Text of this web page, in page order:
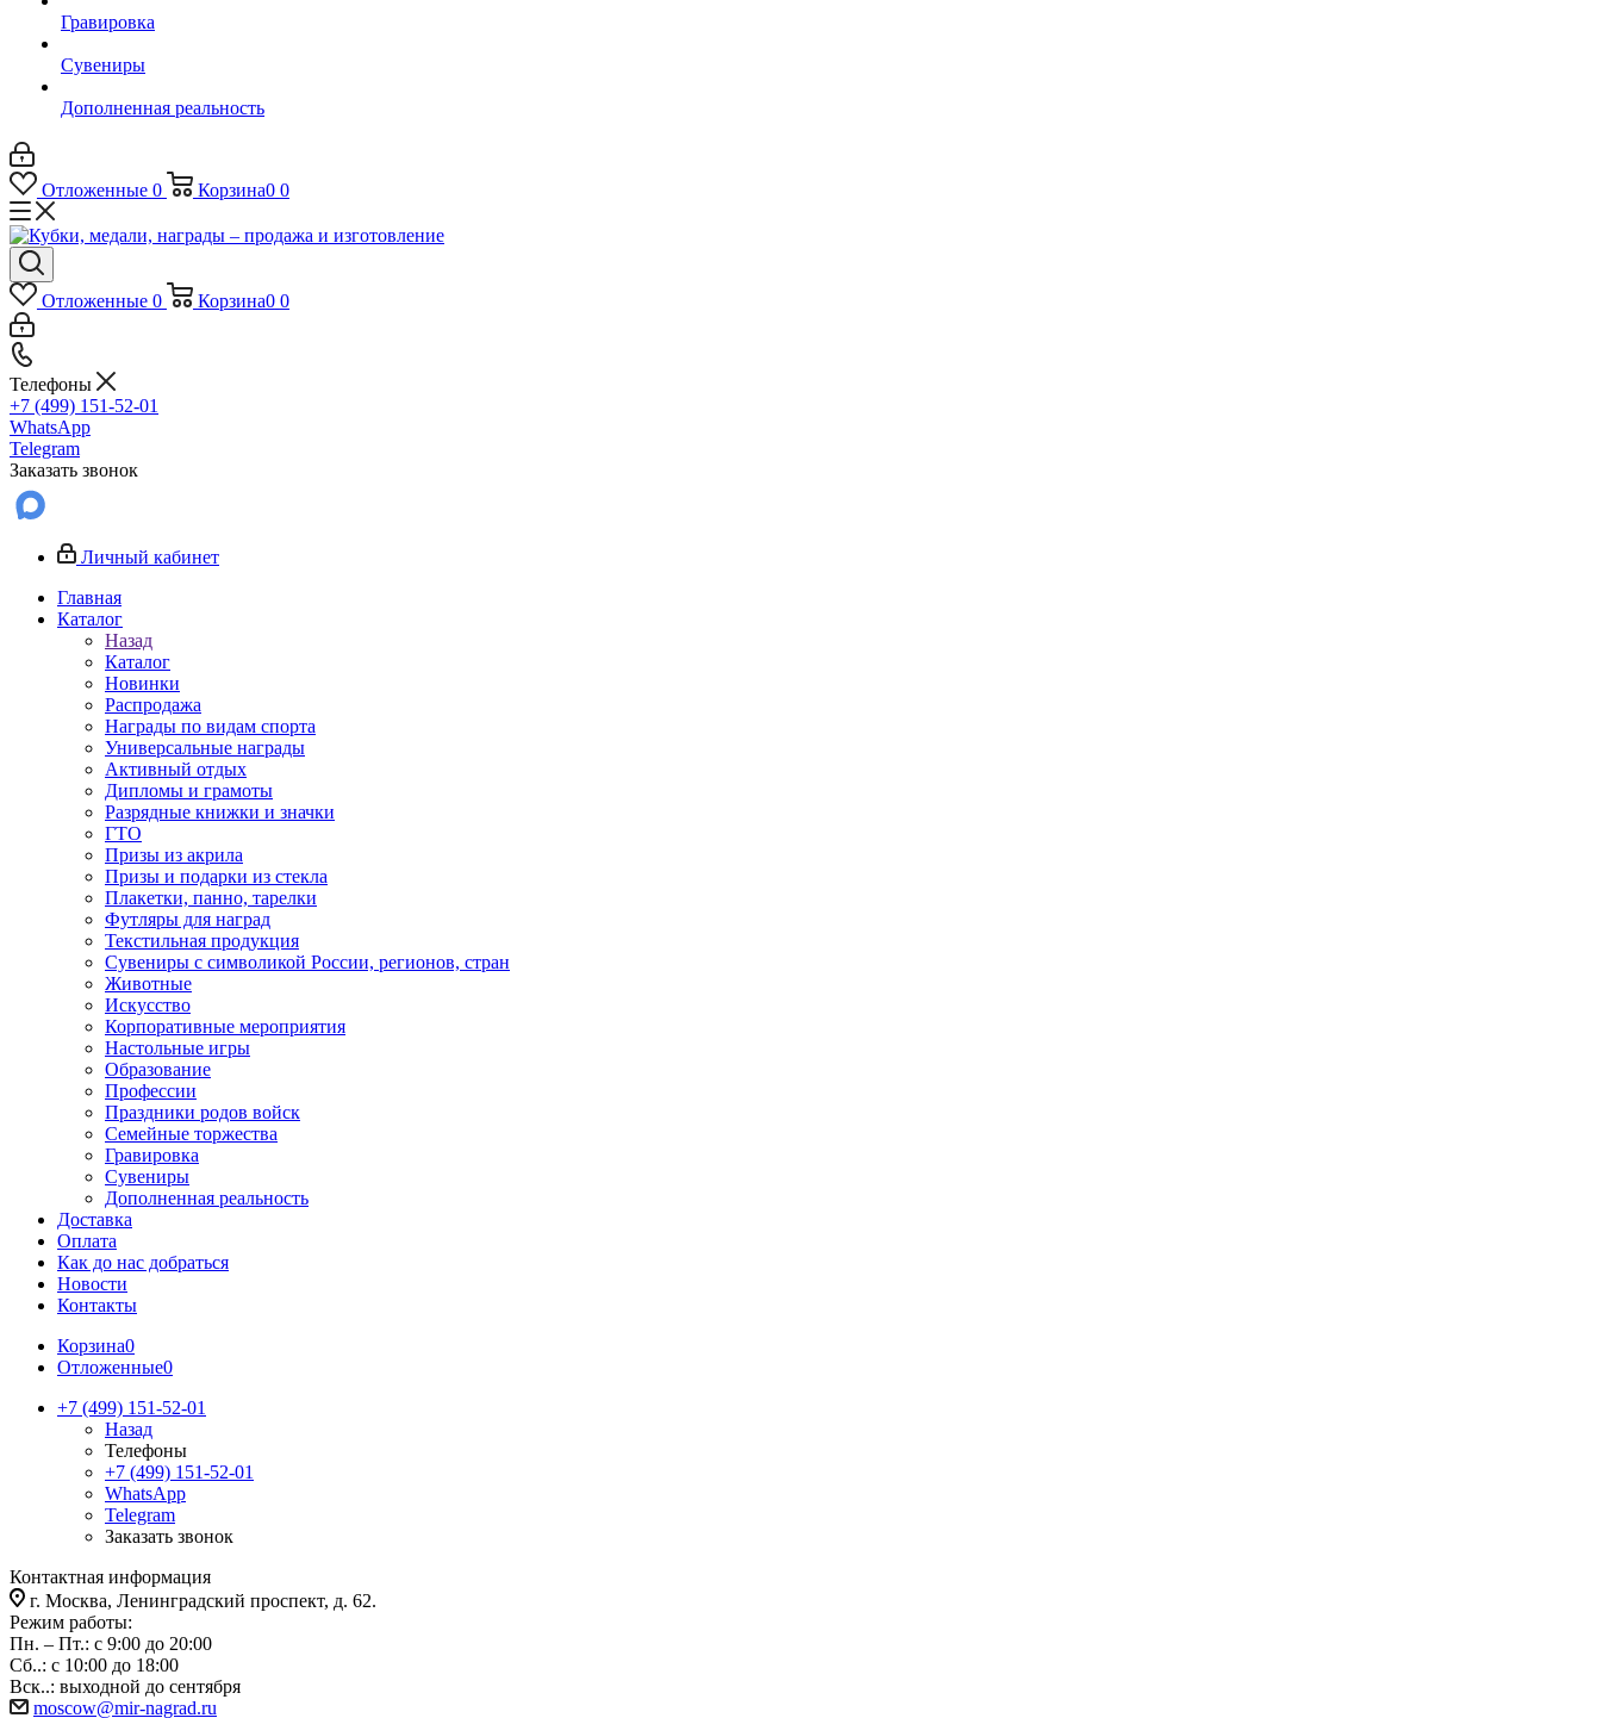
Гравировка
Сувениры
Дополненная реальность
Отложенные 0 Корзина0 0
Отложенные 0 Корзина0 0
Телефоны
+7 (499) 151-52-01
WhatsApp
Telegram
Заказать звонок
Личный кабинет
Главная
Каталог
Назад
Каталог
Новинки
Распродажа
Награды по видам спорта
Универсальные награды
Активный отдых
Дипломы и грамоты
Разрядные книжки и значки
ГТО
Призы из акрила
Призы и подарки из стекла
Плакетки, панно, тарелки
Футляры для наград
Текстильная продукция
Сувениры с символикой России, регионов, стран
Животные
Искусство
Корпоративные мероприятия
Настольные игры
Образование
Профессии
Праздники родов войск
Семейные торжества
Гравировка
Сувениры
Дополненная реальность
Доставка
Оплата
Как до нас добраться
Новости
Контакты
Корзина0
Отложенные0
+7 (499) 151-52-01
Назад
Телефоны
+7 (499) 151-52-01
WhatsApp
Telegram
Заказать звонок
Контактная информация
г. Москва, Ленинградский проспект, д. 62.
Режим работы:
Пн. – Пт.: с 9:00 до 20:00
Сб..: с 10:00 до 18:00
Вск..: выходной до сентября
moscow@mir-nagrad.ru